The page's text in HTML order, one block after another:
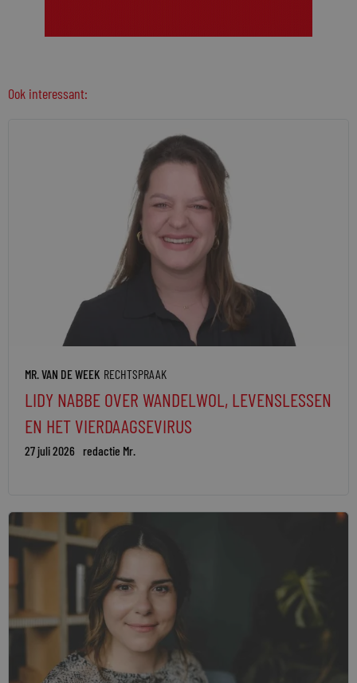
Ook interessant:
MR. VAN DE WEEK RECHTSPRAAK
LIDY NABBE OVER WANDELWOL, LEVENSLESSEN
EN HET VIERDAAGSEVIRUS
27 juli 2026 redactie Mr.